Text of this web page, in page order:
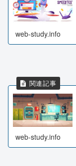
web-study.info
web-study.info